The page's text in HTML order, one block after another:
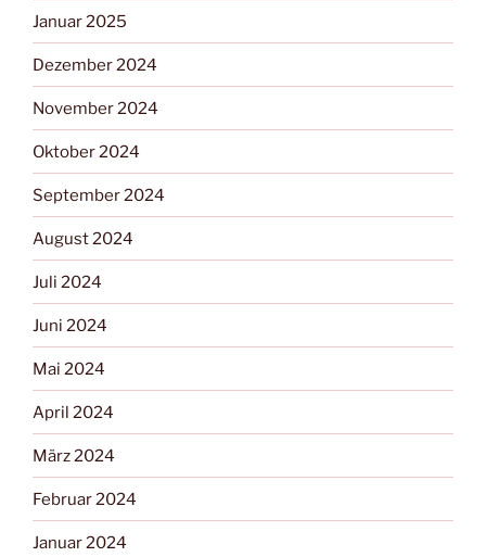
Januar 2025
Dezember 2024
November 2024
Oktober 2024
September 2024
August 2024
Juli 2024
Juni 2024
Mai 2024
April 2024
März 2024
Februar 2024
Januar 2024